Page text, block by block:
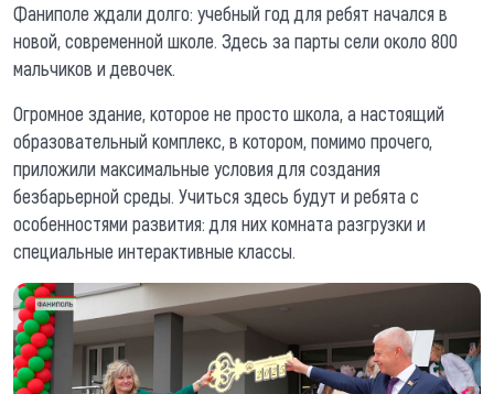
Фаниполе ждали долго: учебный год для ребят начался в
новой, современной школе. Здесь за парты сели около 800
мальчиков и девочек.
Огромное здание, которое не просто школа, а настоящий
образовательный комплекс, в котором, помимо прочего,
приложили максимальные условия для создания
безбарьерной среды. Учиться здесь будут и ребята с
особенностями развития: для них комната разгрузки и
специальные интерактивные классы.